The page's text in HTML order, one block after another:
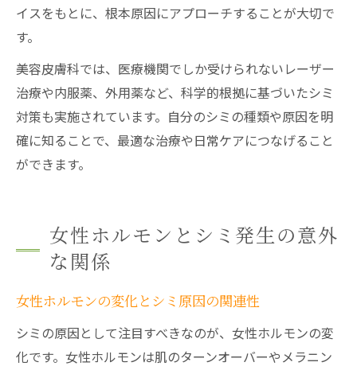
イスをもとに、根本原因にアプローチすることが大切で
す。
美容皮膚科では、医療機関でしか受けられないレーザー
治療や内服薬、外用薬など、科学的根拠に基づいたシミ
対策も実施されています。自分のシミの種類や原因を明
確に知ることで、最適な治療や日常ケアにつなげること
ができます。
女性ホルモンとシミ発生の意外
な関係
女性ホルモンの変化とシミ原因の関連性
シミの原因として注目すべきなのが、女性ホルモンの変
化です。女性ホルモンは肌のターンオーバーやメラニン